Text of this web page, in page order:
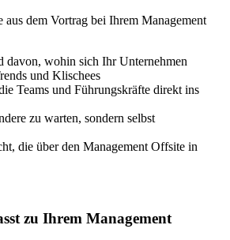
dem Vortrag bei Ihrem Management
davon, wohin sich Ihr Unternehmen
und Klischees
Teams und Führungskräfte direkt ins
zu warten, sondern selbst
die über den Management Offsite in
zu Ihrem Management